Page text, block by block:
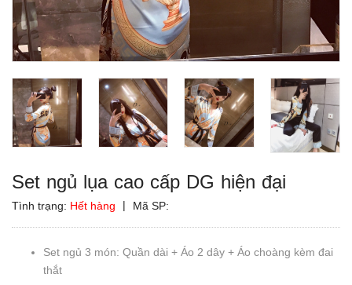
Set ngủ lụa cao cấp DG hiện đại
Tình trạng: Hết hàng | Mã SP:
Set ngủ 3 món: Quần dài + Áo 2 dây + Áo choàng kèm đai
thắt